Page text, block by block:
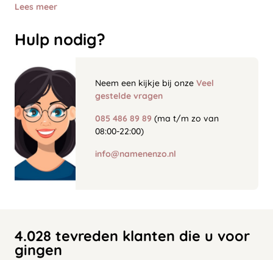
Lees meer
Hulp nodig?
Neem een kijkje bij onze Veel
gestelde vragen
085 486 89 89 (ma t/m zo van
08:00-22:00)
info@namenenzo.nl
4.028 tevreden klanten die u voor
gingen